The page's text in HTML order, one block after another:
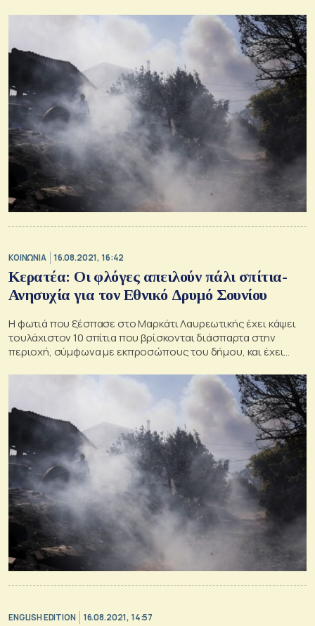
ΚΟΙΝΩΝΙΑ 16.08.2021, 16:42
Κερατέα: Οι φλόγες απειλούν πάλι σπίτια-
Ανησυχία για τον Εθνικό Δρυμό Σουνίου
H φωτιά που ξέσπασε στο Μαρκάτι Λαυρεωτικής έχει κάψει
τουλάχιστον 10 σπίτια που βρίσκονται διάσπαρτα στην
περιοχή, σύμφωνα με εκπροσώπους του δήμου, και έχει
ENGLISH EDITION 16.08.2021, 14:57